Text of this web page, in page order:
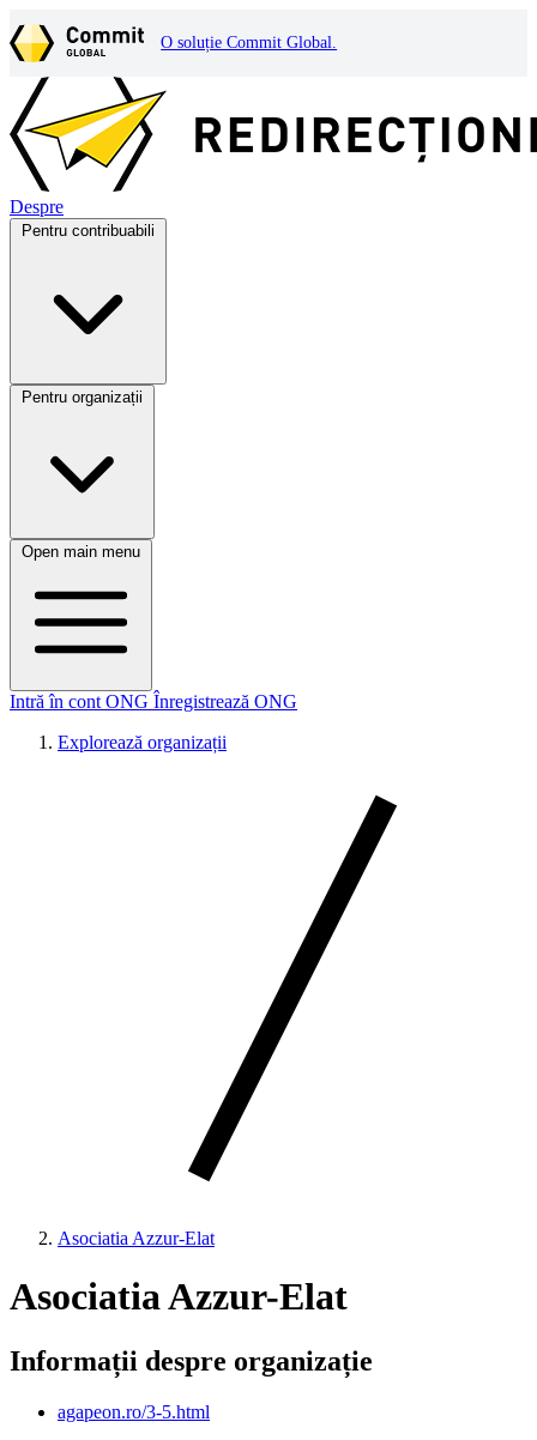
O soluție Commit Global.
Despre
Pentru contribuabili
Pentru organizații
Open main menu
Intră în cont ONG Înregistrează ONG
Explorează organizații
Asociatia Azzur-Elat
Asociatia Azzur-Elat
Informații despre organizație
agapeon.ro/3-5.html